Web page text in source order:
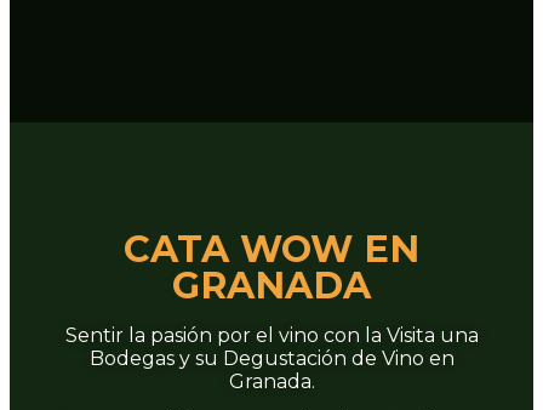
CATA WOW EN
GRANADA
Sentir la pasión por el vino con la Visita una
Bodegas y su Degustación de Vino en
Granada.